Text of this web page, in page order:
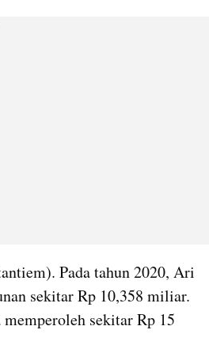
Pada tahun 2020, Ari
sekitar Rp 10,358 miliar.
sekitar Rp 15